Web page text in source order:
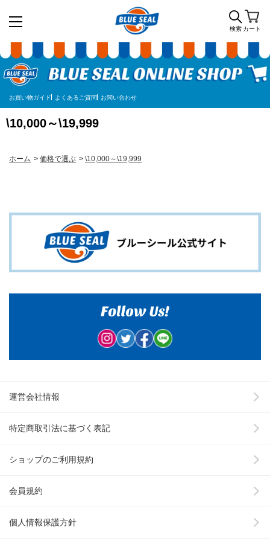
検索 カート
お買い物ガイド よくあるご質問 お問い合わせ
\10,000～\19,999
ホーム > 価格で選ぶ > \10,000～\19,999
運営会社情報
特定商取引法に基づく表記
ショップのご利用規約
会員規約
個人情報保護方針